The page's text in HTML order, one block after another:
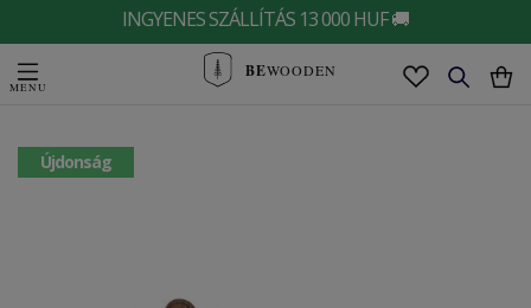
INGYENES SZÁLLÍTÁS 13 000 HUF 🚚
BEWOODEN
Újdonság